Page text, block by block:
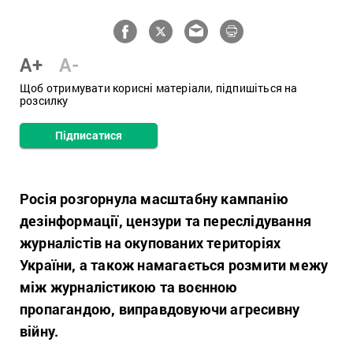
A+ A-
Щоб отримувати корисні матеріали, підпишіться на
розсилку
Підписатися
Росія розгорнула масштабну кампанію
дезінформації, цензури та переслідування
журналістів на окупованих територіях
України, а також намагається розмити межу
між журналістикою та воєнною
пропагандою, виправдовуючи агресивну
війну.